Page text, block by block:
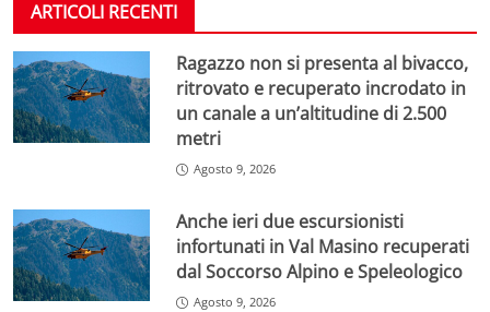
ARTICOLI RECENTI
Ragazzo non si presenta al bivacco,
ritrovato e recuperato incrodato in
un canale a un’altitudine di 2.500
metri
Agosto 9, 2026
Anche ieri due escursionisti
infortunati in Val Masino recuperati
dal Soccorso Alpino e Speleologico
Agosto 9, 2026